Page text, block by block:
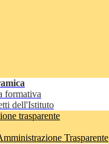
formativa
dell'Istituto
trasparente
Trasparente